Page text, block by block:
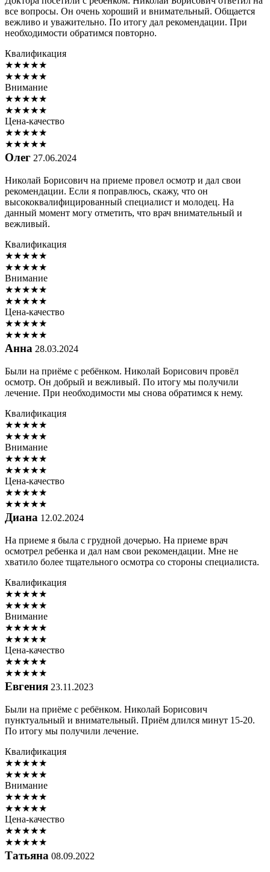
все вопросы. Он очень хороший и внимательный. Общается
вежливо и уважительно. По итогу дал рекомендации. При
необходимости обратимся повторно.
Квалификация
★★★★★
★★★★★
Внимание
★★★★★
★★★★★
Цена-качество
★★★★★
★★★★★
Олег 27.06.2024
Николай Борисович на приеме провел осмотр и дал свои
рекомендации. Если я поправлюсь, скажу, что он
высококвалифицированный специалист и молодец. На
данный момент могу отметить, что врач внимательный и
вежливый.
Квалификация
★★★★★
★★★★★
Внимание
★★★★★
★★★★★
Цена-качество
★★★★★
★★★★★
Анна 28.03.2024
Были на приёме с ребёнком. Николай Борисович провёл
осмотр. Он добрый и вежливый. По итогу мы получили
лечение. При необходимости мы снова обратимся к нему.
Квалификация
★★★★★
★★★★★
Внимание
★★★★★
★★★★★
Цена-качество
★★★★★
★★★★★
Диана 12.02.2024
На приеме я была с грудной дочерью. На приеме врач
осмотрел ребенка и дал нам свои рекомендации. Мне не
хватило более тщательного осмотра со стороны специалиста.
Квалификация
★★★★★
★★★★★
Внимание
★★★★★
★★★★★
Цена-качество
★★★★★
★★★★★
Евгения 23.11.2023
Были на приёме с ребёнком. Николай Борисович
пунктуальный и внимательный. Приём длился минут 15-20.
По итогу мы получили лечение.
Квалификация
★★★★★
★★★★★
Внимание
★★★★★
★★★★★
Цена-качество
★★★★★
★★★★★
Татьяна 08.09.2022